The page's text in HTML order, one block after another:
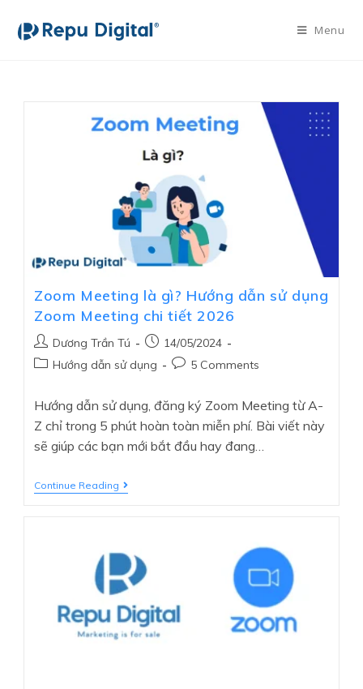
Menu
Zoom Meeting là gì? Hướng dẫn sử dụng
Zoom Meeting chi tiết 2026
Dương Trần Tú
14/05/2024
Hướng dẫn sử dụng
5 Comments
Hướng dẫn sử dụng, đăng ký Zoom Meeting từ A-
Z chỉ trong 5 phút hoàn toàn miễn phí. Bài viết này
sẽ giúp các bạn mới bắt đầu hay đang…
Continue Reading